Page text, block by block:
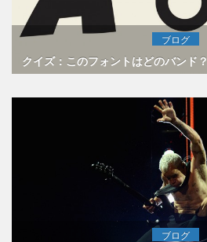
ブログ
クイズ：このフォントはどのバンド？
ブログ